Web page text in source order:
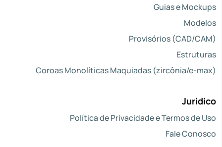
Guias e Mockups
Modelos
Provisórios (CAD/CAM)
Estruturas
Coroas Monolíticas Maquiadas (zircônia/e-max)
Juridico
Política de Privacidade e Termos de Uso
Fale Conosco